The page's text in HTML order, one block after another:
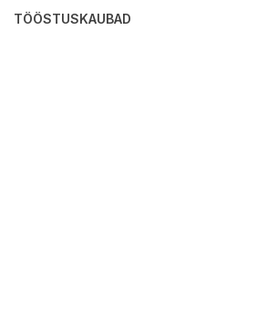
TÖÖSTUSKAUBAD